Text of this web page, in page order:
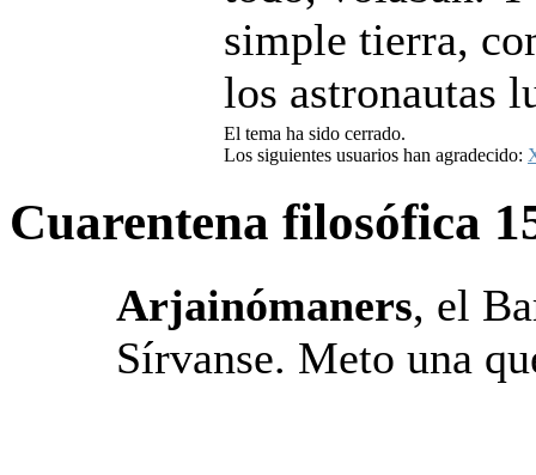
simple tierra,
los astronautas
El tema ha sido cerrado.
Los siguientes usuarios han agradecido:
Cuarentena filosófica
Arjainómaners, el
Sírvanse. Meto una